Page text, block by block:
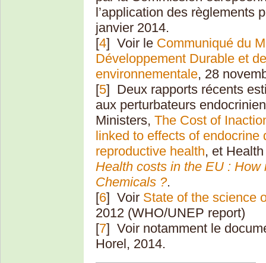
l’application des règlements
janvier 2014.
[4] Voir le Communiqué du
Développement Durable et
environnementale, 28
[5] Deux rapports récents
aux perturbateurs
Ministers, The Cost of
linked to effects of
reproductive health, et
Health costs in the EU :
Chemicals ?.
[6] Voir State of the science
2012 (WHO/UNEP report)
[7] Voir notamment le
Horel, 2014.